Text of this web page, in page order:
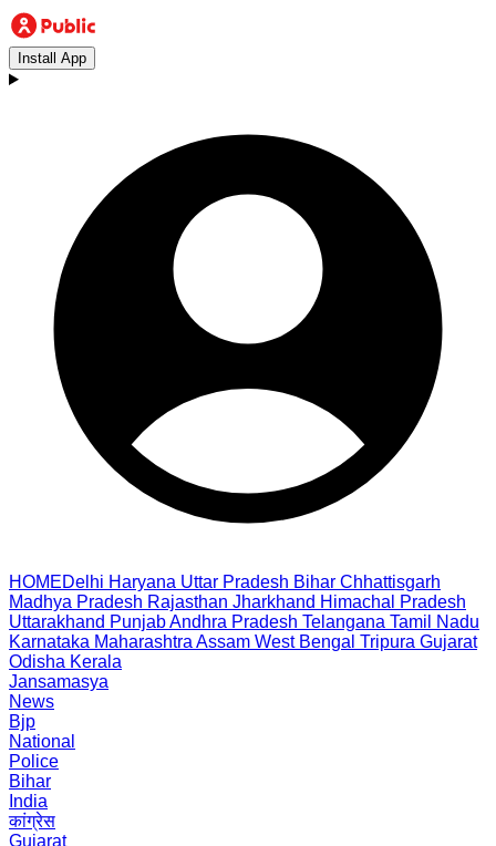
Install App
HOMEDelhi Haryana Uttar Pradesh Bihar Chhattisgarh
Madhya Pradesh Rajasthan Jharkhand Himachal Pradesh
Uttarakhand PunjabAndhra Pradesh Telangana Tamil Nadu
Karnataka Maharashtra Assam West Bengal Tripura Gujarat
Odisha Kerala
Jansamasya
News
Bjp
National
Police
Bihar
India
कांग्रेस
Gujarat